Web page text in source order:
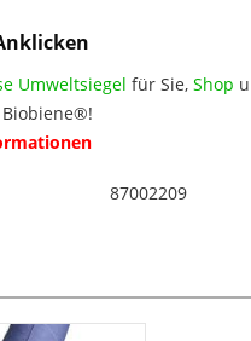
Umweltsiegel für Sie,Shop
87002209